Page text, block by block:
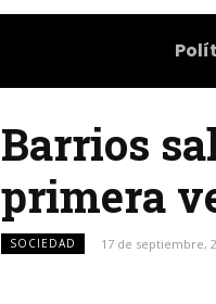
Barrios
primera
SOCIEDAD 17 de septiembre,